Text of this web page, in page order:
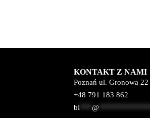
KONTAKT Z NAMI
Poznań ul. Gronowa 22
+48 791 183 862
bi
@